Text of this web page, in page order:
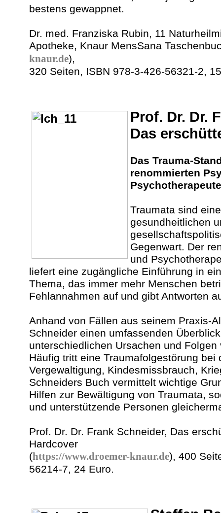
bestens gewappnet.
Dr. med. Franziska Rubin, 11
Apotheke, Knaur MensSana
knaur.de),
320 Seiten, ISBN 978-3-426-56321-2,
Prof. Dr. Dr.
Das
Das Trauma-
renommierten
Traumata sind
gesundheitlichen
Gegenwart. Der
und
liefert eine zugängliche Einführung in
Thema, das immer mehr Menschen
Fehlannahmen auf und gibt Antworten
Anhand von Fällen aus seinem Praxis-
Schneider einen umfassenden
unterschiedlichen Ursachen und
Häufig tritt eine Traumafolgestörung bei
Vergewaltigung, Kindesmissbrauch,
Schneiders Buch vermittelt wichtige
Hilfen zur Bewältigung von Traumata,
und unterstützende Personen
Prof. Dr. Dr. Frank Schneider, Das
Hardcover
(https://www.droemer-knaur.de), 400
56214-7, 24 Euro.